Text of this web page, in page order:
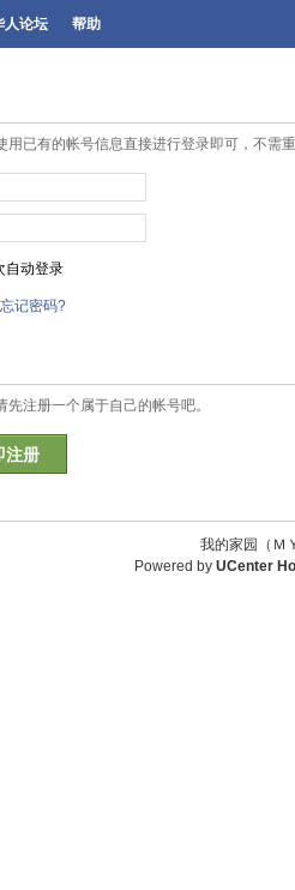
人论坛 帮助
用已有的帐号信息直接进行登录即可，不需
自动登录
忘记密码?
注册一个属于自己的帐号吧。
注册
我的家园（
Powered by UCenter